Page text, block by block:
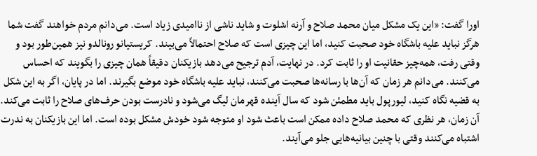
اورا گفت: «این یک مشکل میان محمد صلاح و آرنه اشلوت و شاید ناشی از ناامیدی زیاد است. می‌دانم مردم خواهند گفت شما
هرگز نباید علیه باشگاه خود صحبت کنید، اما این چیزی است که صلاح احتمالاً می‌بیند. کریستیانو رونالدو نیز همین‌طور بود و
وقتی رفت، همه‌چیز حقانیت او را ثابت کرد. در نهایت، آدم ترجیح می‌دهد بازیکنان دقیقاً همان چیزی را بگویند که احساس
می‌کنند. می‌دانم هر زمان که آن‌ها با رسانه‌ها صحبت می‌کنند، نباید علیه باشگاه خود موضع بگیرند. اما در پایان، اگر به این شکل
به قضیه نگاه کنید، لیورپول باید مطمئن شود که سال آینده قهرمان لیگ می‌شود و نادرست بودن حرف‌های صلاح را ثابت می‌کند.
آن زمان، هر نظری که محمد صلاح داده ممکن است باعث شود او متوجه شود خودش مشکل بوده است. اما این بازیکنان به ندرت
اشتباه می‌کنند وقتی با چنین بیانیه‌هایی جلو می‌آیند.